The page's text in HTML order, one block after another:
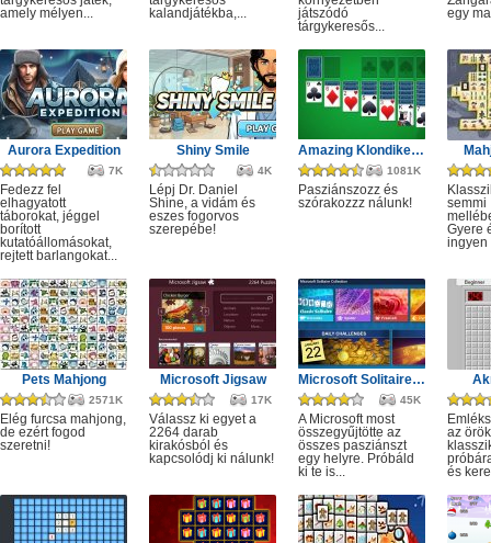
amely mélyen...
kalandjátékba,...
játszódó
tárgykeresős...
egy
Aurora Expedition
7K
Fedezz fel
elhagyatott
táborokat, jéggel
borított
kutatóállomásokat,
rejtett barlangokat...
Shiny Smile
4K
Lépj Dr. Daniel
Shine, a vidám és
eszes fogorvos
szerepébe!
Amazing Klondike Solitaire
1081K
Pasziánszozz és
szórakozzz nálunk!
semmi
Gyere
ingyen
Pets Mahjong
2571K
Elég furcsa mahjong,
de ezért fogod
szeretni!
Microsoft Jigsaw
17K
Válassz ki egyet a
2264 darab
kirakósból és
kapcsolódj ki nálunk!
Microsoft Solitaire Collection
45K
A Microsoft most
összegyűjtötte az
összes pasziánszt
egy helyre. Próbáld
ki te is...
az örök
és